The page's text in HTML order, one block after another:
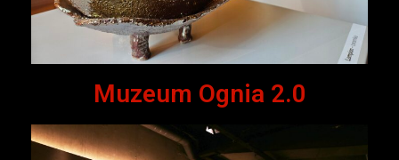
Muzeum Ognia 2.0